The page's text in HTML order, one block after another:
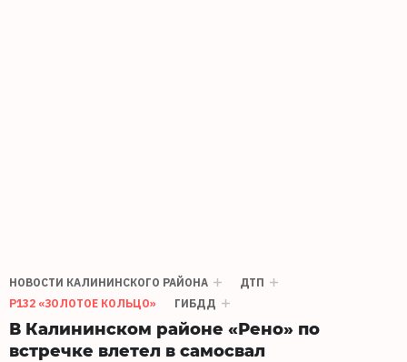
НОВОСТИ КАЛИНИНСКОГО РАЙОНА
ДТП
Р132 «ЗОЛОТОЕ КОЛЬЦО»
ГИБДД
В Калининском районе «Рено» по
встречке влетел в самосвал